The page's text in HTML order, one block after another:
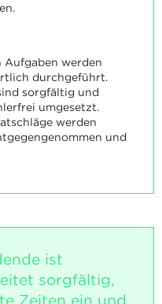
Aufgaben werden
durchgeführt.
sorgfältig und
umgesetzt.
werden
und
ist
sorgfältig,